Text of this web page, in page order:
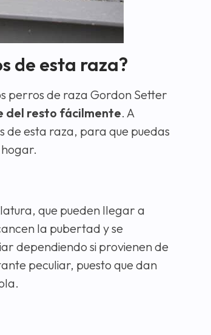
de esta raza?
perros de raza Gordon Setter
del resto fácilmente. A
de esta raza, para que puedas
que pueden llegar a
la pubertad y se
dependiendo si provienen de
peculiar, puesto que dan